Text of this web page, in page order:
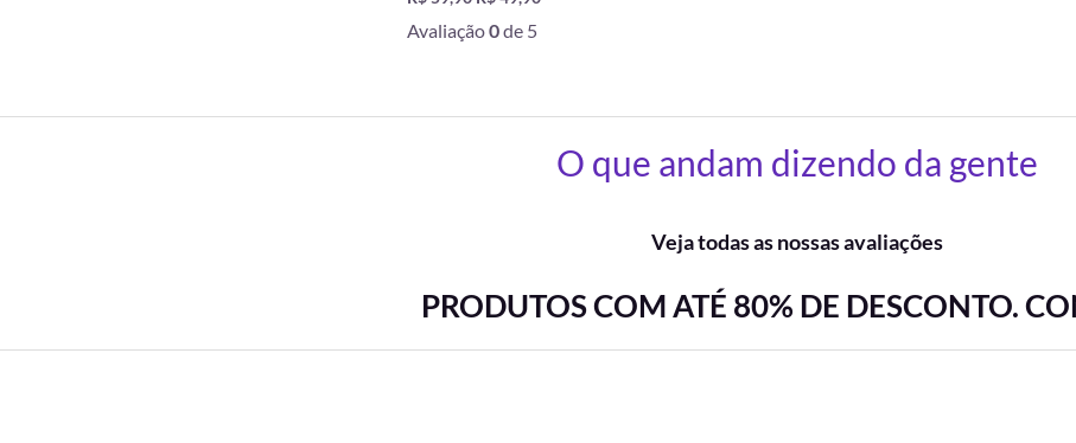
Avaliação0de 5
O que andam dizendo da gente
Veja todas as nossas avaliações
PRODUTOS COM ATÉ 80% DE DESCONTO.